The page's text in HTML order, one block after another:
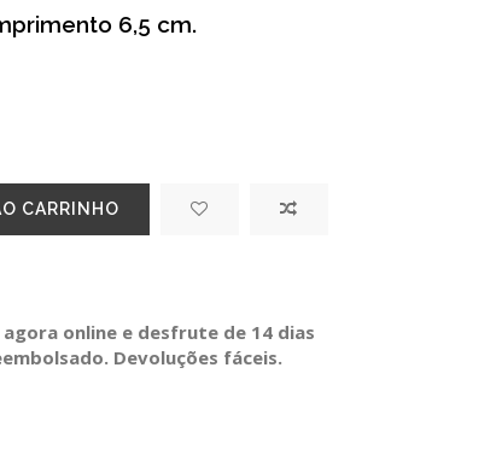
6,5 cm.
CARRINHO
online e desfrute de 14 dias
Devoluções fáceis.